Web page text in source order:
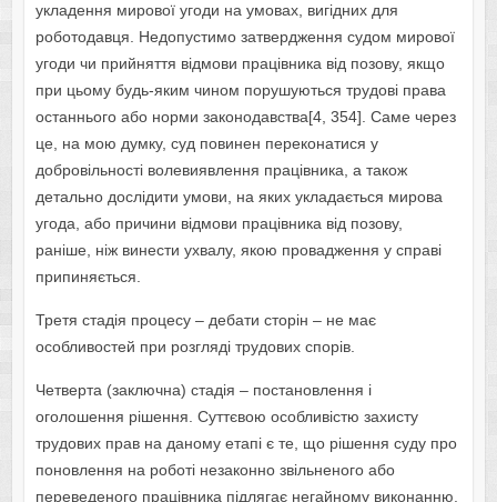
укладення мирової угоди на умовах, вигідних для
роботодавця. Недопустимо затвердження судом мирової
угоди чи прийняття відмови працівника від позову, якщо
при цьому будь-яким чином порушуються трудові права
останнього або норми законодавства[4, 354]. Саме через
це, на мою думку, суд повинен переконатися у
добровільності волевиявлення працівника, а також
детально дослідити умови, на яких укладається мирова
угода, або причини відмови працівника від позову,
раніше, ніж винести ухвалу, якою провадження у справі
припиняється.
Третя стадія процесу – дебати сторін – не має
особливостей при розгляді трудових спорів.
Четверта (заключна) стадія – постановлення і
оголошення рішення. Суттєвою особливістю захисту
трудових прав на даному етапі є те, що рішення суду про
поновлення на роботі незаконно звільненого або
переведеного працівника підлягає негайному виконанню.